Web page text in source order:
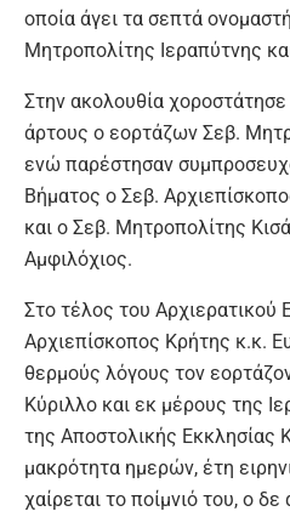
οποία άγει τα σεπτά
Μητροπολίτης Ιεραπύτνης
Στην ακολουθία
άρτους ο εορτάζων Σεβ.
ενώ παρέστησαν
Βήματος ο Σεβ.
και ο Σεβ. Μητροπολίτης
Αμφιλόχιος.
Στο τέλος του Αρχιερατικού
Αρχιεπίσκοπος Κρήτης κ.κ.
θερμούς λόγους τον
Κύριλλο και εκ μέρους της
της Αποστολικής Εκκλησίας
μακρότητα ημερών, έτη
χαίρεται το ποίμνιό του, ο δε